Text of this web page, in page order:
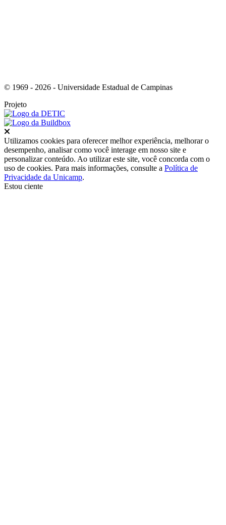
© 1969 - 2026 - Universidade Estadual de Campinas
Projeto
Utilizamos cookies para oferecer melhor experiência, melhorar o
desempenho, analisar como você interage em nosso site e
personalizar conteúdo. Ao utilizar este site, você concorda com o
uso de cookies. Para mais informações, consulte a Política de
Privacidade da Unicamp.
Estou ciente